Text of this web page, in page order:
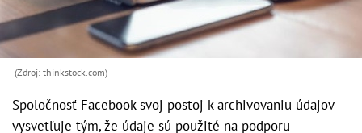
(Zdroj: thinkstock.com)
Spoločnosť Facebook svoj postoj k archivovaniu údajov
vysvetľuje tým, že údaje sú použité na podporu